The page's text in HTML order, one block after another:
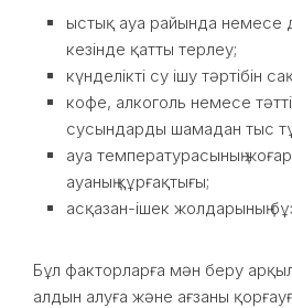
ыстық ауа райында немесе
кезінде қатты терлеу;
күнделікті су ішу тәртібін
кофе, алкоголь немесе
сусындарды шамадан тыс
ауа температурасының
ауаның құрғақтығы;
асқазан-ішек жолдарының
Бұл факторларға мән беру
алдын алуға және ағзаны